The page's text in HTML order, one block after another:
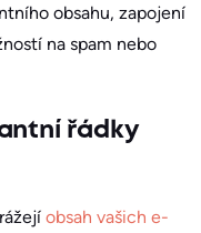
obsahu, zapojení
na spam nebo
řádky
obsah vašich e-